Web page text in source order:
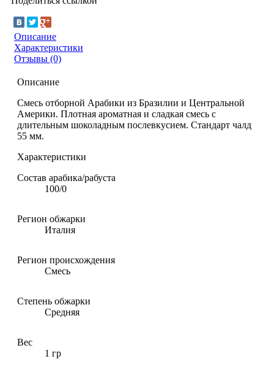
Описание
Характеристики
Отзывы (0)
Описание
Смесь отборной Арабики из Бразилии и Центральной
Америки. Плотная ароматная и сладкая смесь с
длительным шоколадным послевкусием. Стандарт чалд
55 мм.
Характеристики
Состав арабика/рабуста
100/0
Регион обжарки
Италия
Регион происхождения
Смесь
Степень обжарки
Средняя
Вес
1 гр